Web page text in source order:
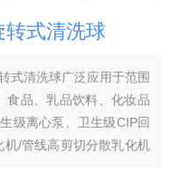
式清洗球
式清洗球广泛应用于范围
食品、乳品饮料、化妆品
级离心泵、卫生级CIP回
/管线高剪切分散乳化机